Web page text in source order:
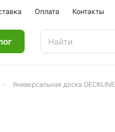
Оплата Контакты
Универсальная доска DECKLINE